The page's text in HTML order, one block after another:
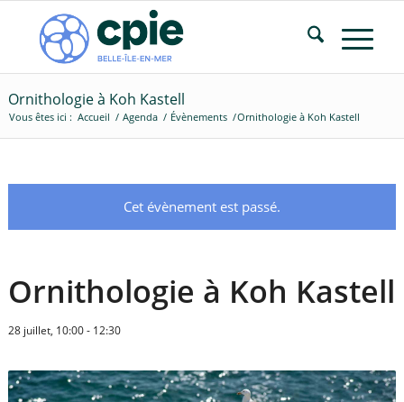
Ornithologie à Koh Kastell
Vous êtes ici : Accueil / Agenda / Évènements /Ornithologie à Koh Kastell
Cet évènement est passé.
Ornithologie à Koh Kastell
28 juillet, 10:00- 12:30